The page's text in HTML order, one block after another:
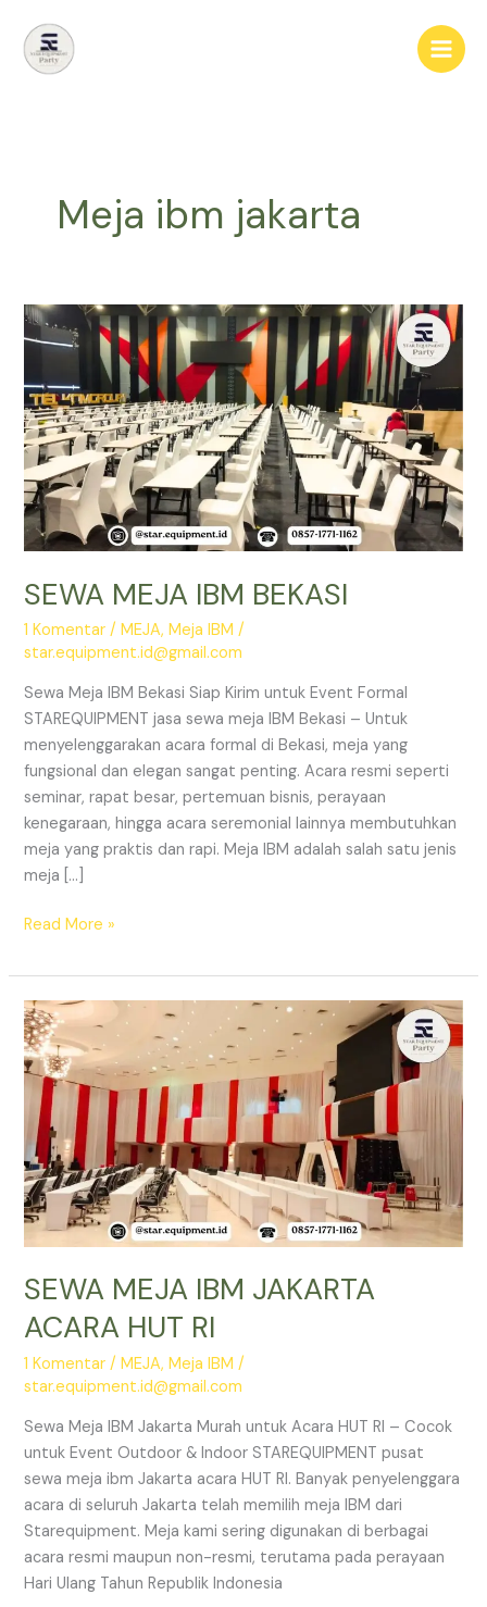
konten
Meja ibm jakarta
SEWA MEJA IBM BEKASI
1 Komentar /MEJA,Meja IBM /
star.equipment.id@gmail.com
Sewa Meja IBM Bekasi Siap Kirim untuk Event Formal
STAREQUIPMENT jasa sewa meja IBM Bekasi – Untuk
menyelenggarakan acara formal di Bekasi, meja yang
fungsional dan elegan sangat penting. Acara resmi seperti
seminar, rapat besar, pertemuan bisnis, perayaan
kenegaraan, hingga acara seremonial lainnya membutuhkan
meja yang praktis dan rapi. Meja IBM adalah salah satu jenis
meja […]
SEWA
IBM
BEKASI
Read More »
SEWA MEJA IBM JAKARTA
ACARA HUT RI
1 Komentar /MEJA,Meja IBM /
star.equipment.id@gmail.com
Sewa Meja IBM Jakarta Murah untuk Acara HUT RI – Cocok
untuk Event Outdoor & Indoor STAREQUIPMENT pusat
sewa meja ibm Jakarta acara HUT RI. Banyak penyelenggara
acara di seluruh Jakarta telah memilih meja IBM dari
Starequipment. Meja kami sering digunakan di berbagai
acara resmi maupun non-resmi, terutama pada perayaan
Hari Ulang Tahun Republik Indonesia